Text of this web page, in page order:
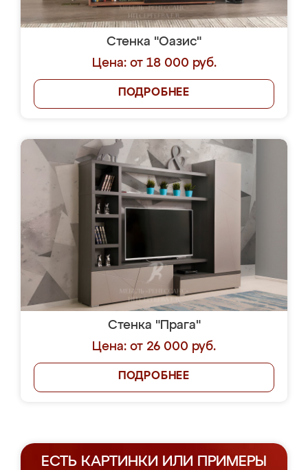
Стенка "Оазис"
Цена: от 18 000 руб.
ПОДРОБНЕЕ
Стенка "Прага"
Цена: от 26 000 руб.
ПОДРОБНЕЕ
ЕСТЬ КАРТИНКИ ИЛИ ПРИМЕРЫ